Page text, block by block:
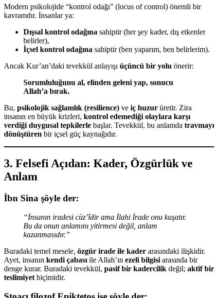
Modern psikolojide “kontrol odağı” (locus of control) önemli bir
kavramdır. İnsanlar ya:
Dışsal kontrol odağına sahiptir (her şey kader, dış etkenler
belirler),
İçsel kontrol odağına sahiptir (ben yaparım, ben belirlerim).
Ancak Kur’an’daki tevekkül anlayışı üçüncü bir yolu önerir:
Sorumluluğunu al, elinden geleni yap, sonucu
Allah’a bırak.
Bu, psikolojik sağlamlık (resilience) ve iç huzur üretir. Zira
insanın en büyük krizleri, kontrol edemediği olaylara karşı
verdiği duygusal tepkilerle başlar. Tevekkül, bu anlamda travmayı
dönüştüren bir içsel güç kaynağıdır.
3. Felsefi Açıdan: Kader, Özgürlük ve
Anlam
İbn Sina şöyle der:
“İnsanın iradesi cüz’îdir ama İlahi İrade onu kuşatır.
Bu da onun anlamını yitirmesi değil, anlam
kazanmasıdır.”
Buradaki temel mesele, özgür irade ile kader arasındaki ilişkidir.
Ayet, insanın kendi çabası ile Allah’ın ezeli bilgisi arasında bir
denge kurar. Buradaki tevekkül, pasif bir kadercilik değil; aktif bir
teslimiyet biçimidir.